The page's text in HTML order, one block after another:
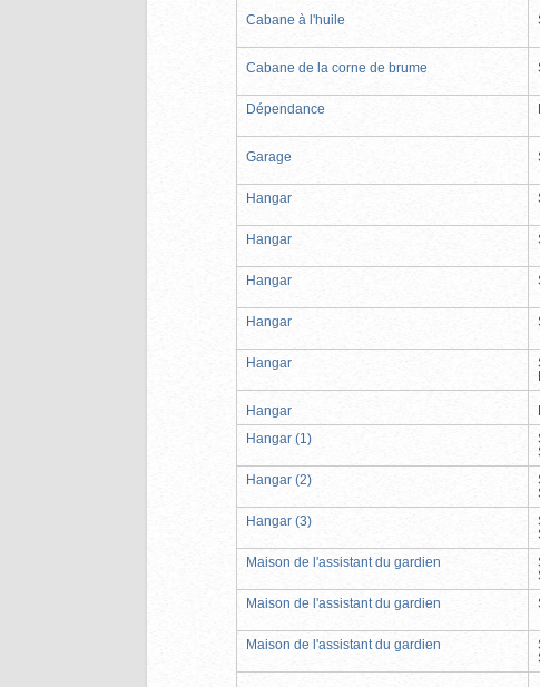
Cabane à l'huile
Cabane de la corne de brume
Dépendance
Garage
Hangar
Hangar
Hangar
Hangar
Hangar
Hangar
Hangar (1)
Hangar (2)
Hangar (3)
Maison de l'assistant du gardien
Maison de l'assistant du gardien
Maison de l'assistant du gardien